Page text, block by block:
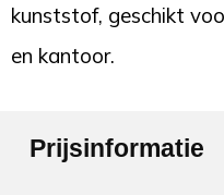
kunststof, geschikt
en kantoor.
Prijsinformatie